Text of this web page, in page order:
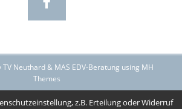
Neuthard & MAS EDV-Beratung using MH
Themes
z.B. Erteilung oder Widerruf